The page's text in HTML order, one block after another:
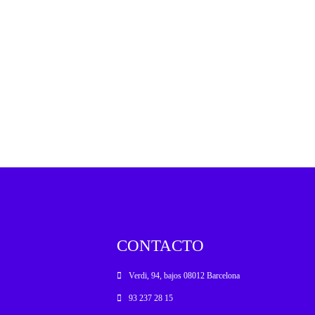
CONTACTO
Verdi, 94, bajos 08012 Barcelona
93 237 28 15